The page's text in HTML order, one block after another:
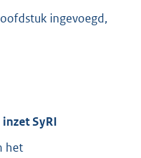
ingevoegd,
SyRI
het